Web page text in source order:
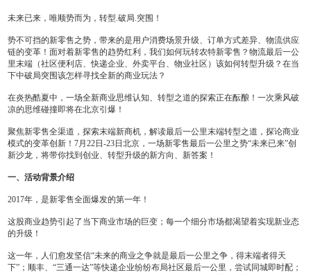
未来已来，唯顺势而为，转型.破局.突围！
势不可挡的新零售之势，带来的是用户消费场景升级、订单方式差异、物流供应
链的变革！面对着新零售的趋势红利，我们如何玩转农特新零售？物流最后一公
里末端（社区便利店、快递企业、外卖平台、物业社区）该如何转型升级？在当
下中破局突围该怎样寻找全新的商业玩法？
在炎热酷夏中，一场全新商业思维认知、转型之道的探索正在酝酿！一次乘风破
凉的思维碰撞即将在北京引爆！
聚焦新零售全渠道，探索末端新商机，解读最后一公里末端转型之道，探论商业
模式的变革创新！7月22日-23日北京，一场新零售最后一公里之势“未来已来”创
新沙龙，将带你找到创业、转型升级的新方向、新答案！
一、活动背景介绍
2017年，是新零售全面爆发的第一年！
这股商业趋势引起了当下商业市场的巨变；每一个细分市场都渴望着实现新业态
的升级！
这一年，人们愈发坚信“未来的商业之争就是最后一公里之争，得末端者得天
下”；顺丰、“三通一达”等快递企业纷纷布局社区最后一公里，尝试同城即时配；